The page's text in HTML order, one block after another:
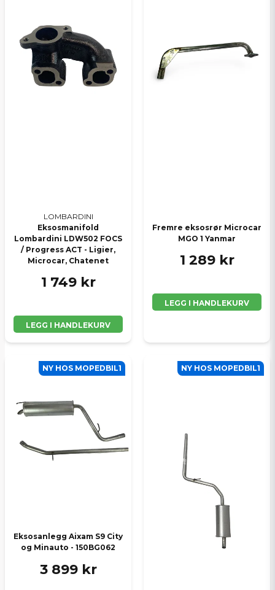
LOMBARDINI
Eksosmanifold
Lombardini LDW502 FOCS
/ Progress ACT - Ligier,
Microcar, Chatenet
1 749 kr
LEGG I HANDLEKURV
Fremre eksosrør Microcar
MGO 1 Yanmar
1 289 kr
LEGG I HANDLEKURV
Eksosanlegg Aixam S9 City
og Minauto - 150BG062
3 899 kr
NY HOS MOPEDBIL1 NY HOS MOPEDBIL1
Send spørsmål